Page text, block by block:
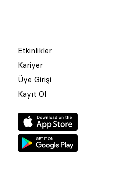
Etkinlikler
Kariyer
Üye Girişi
Kayıt Ol